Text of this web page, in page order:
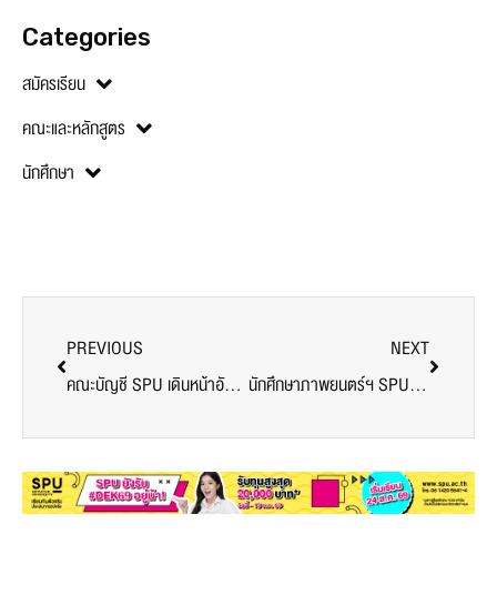
Categories
สมัครเรียน
คณะและหลักสูตร
นักศึกษา
PREVIOUS
คณะบัญชี SPU เดินหน้าอัปสกิลนักศึกษาอย่างต่อเนื่อง พร้อมปูทางสู่การเป็นนักบัญชีมืออาชีพ
NEXT
นักศึกษาภาพยนตร์ฯ SPU ร่วมกิจกรรม AIS University Connect Trip เปิดประสบการณ์ศิลปะ-สถาปัตยกรรม พร้อมลับฝีมือ Content Creator